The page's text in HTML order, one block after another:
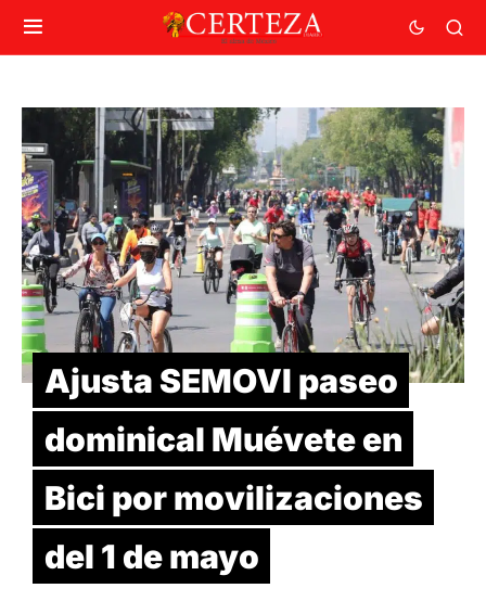
Ajusta SEMOVI paseo
dominical Muévete en
Bici por movilizaciones
del 1 de mayo